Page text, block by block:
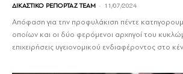
ΔΙΚΑΣΤΙΚΟ ΡΕΠΟΡΤΑΖ TEAM - 11/07/2024
Απόφαση για την προφυλάκιση πέντε
οποίων και οι δύο φερόμενοι αρχηγοί του
επιχειρήσεις υγειονομικού ενδιαφέροντος στο